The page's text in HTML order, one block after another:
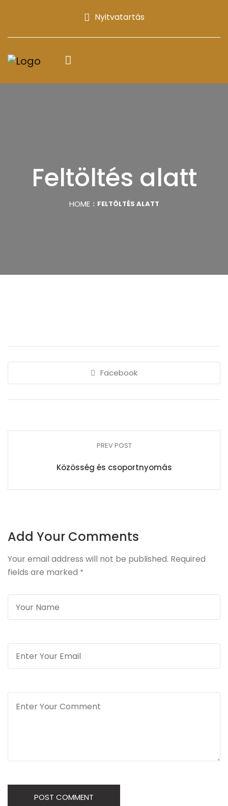
Nyitvatartás
Feltöltés alatt
HOME FELTÖLTÉS ALATT
Facebook
PREV POST
Közösség és csoportnyomás
Add Your Comments
Your email address will not be published. Required
fields are marked *
POST COMMENT